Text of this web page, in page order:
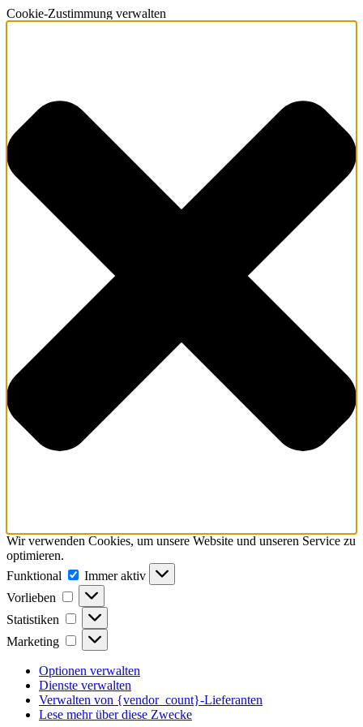
Cookie-Zustimmung verwalten
Wir verwenden Cookies, um unsere Website und unseren Service zu
optimieren.
Funktional
Funktional
Immer aktiv
Vorlieben
Vorlieben
Statistiken Statistiken
Marketing Marketing
Optionen verwalten
Dienste verwalten
Verwalten von {vendor_count}-Lieferanten
Lese mehr über diese Zwecke